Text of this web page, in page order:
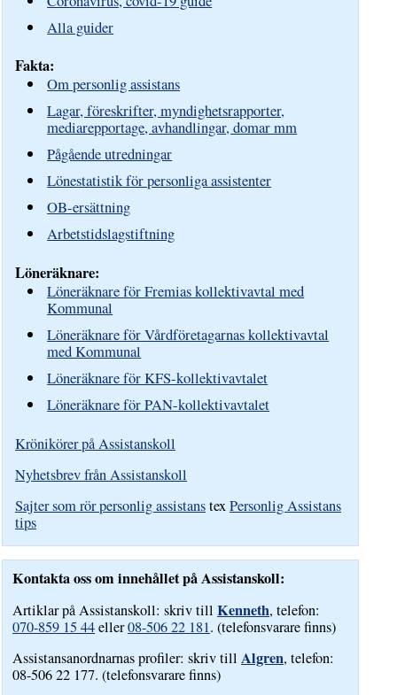
Alla guider
Fakta:
Om personlig assistans
Lagar, föreskrifter, myndighetsrapporter,
mediarepportage, avhandlingar, domar mm
Pågående utredningar
Lönestatistik för personliga assistenter
OB-ersättning
Arbetstidslagstiftning
Löneräknare:
Löneräknare för Fremias kollektivavtal med
Kommunal
Löneräknare för Vårdföretagarnas kollektivavtal
med Kommunal
Löneräknare för KFS-kollektivavtalet
Löneräknare för PAN-kollektivavtalet
Krönikörer på Assistanskoll
Nyhetsbrev från Assistanskoll
Sajter som rör personlig assistanstexPersonlig Assistans
tips
Kontakta oss om innehållet på Assistanskoll:
Artiklar på Assistanskoll: skriv tillKenneth, telefon:
070-859 15 44eller08-506 22 181. (telefonsvarare finns)
Assistansanordnarnas profiler: skriv tillAlgren, telefon:
08-506 22 177. (telefonsvarare finns)